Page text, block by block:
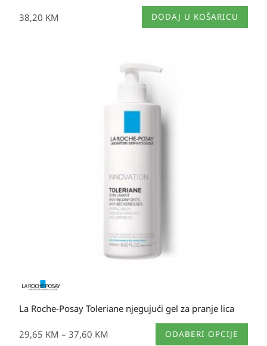
38,20 KM DODAJ U KOŠARICU
La Roche-Posay Toleriane njegujući gel za pranje lica
29,65 KM – 37,60 KM ODABERI OPCIJE
Ovaj
proizvod